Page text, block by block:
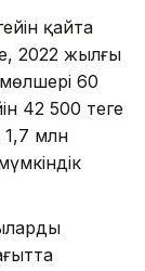
қайта
2022 жылғы
60
42 500 теңге
1,7 млн